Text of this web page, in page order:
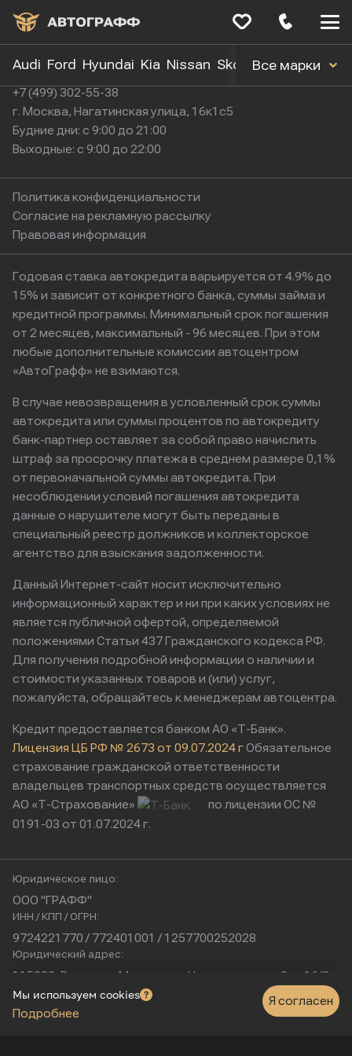
Audi Ford Hyundai Kia Nissan Skoda Toyota
Все марки
+7 (499) 302-55-38
г. Москва, Нагатинская улица, 16к1с5
Будние дни: с 9:00 до 21:00
Выходные: с 9:00 до 22:00
Политика конфиденциальности
Согласие на рекламную рассылку
Правовая информация
Годовая ставка автокредита варьируется от 4.9% до
15% и зависит от конкретного банка, суммы займа и
кредитной программы. Минимальный срок погашения
от 2 месяцев, максимальный - 96 месяцев. При этом
любые дополнительные комиссии автоцентром
«АвтоГрафф» не взимаются.
В случае невозвращения в условленный срок суммы
автокредита или суммы процентов по автокредиту
банк-партнер оставляет за собой право начислить
штраф за просрочку платежа в среднем размере 0,1%
от первоначальной суммы автокредита. При
несоблюдении условий погашения автокредита
данные о нарушителе могут быть переданы в
специальный реестр должников и коллекторское
агентство для взыскания задолженности.
Данный Интернет-сайт носит исключительно
информационный характер и ни при каких условиях не
является публичной офертой, определяемой
положениями Статьи 437 Гражданского кодекса РФ.
Для получения подробной информации о наличии и
стоимости указанных товаров и (или) услуг,
пожалуйста, обращайтесь к менеджерам автоцентра.
Кредит предоставляется банком АО «Т-Банк».
Лицензия ЦБ РФ № 2673 от 09.07.2024 гОбязательное
страхование гражданской ответственности
владельцев транспортных средств осуществляется
АО «Т-Страхование»
по лицензии ОС №
0191-03 от 01.07.2024 г.
Юридическое лицо:
ООО "ГРАФФ"
ИНН / КПП / ОГРН:
9724221770 / 772401001 / 1257700252028
Юридический адрес:
115230, Россия, г. Москва, ул. Нагатинская, д. 2, п. 16/2
Физический адрес:
г. Москва, Нагатинская улица, 16к1с5
Мы используем cookies
Подробнее
Я согласен